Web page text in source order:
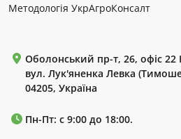
Методологія УкрАгроКонсалт
Оболонський пр-т, 26, офіс 22
вул. Лук'яненка Левка
04205, Україна
Пн-Пт: с 9:00 до 18:00.